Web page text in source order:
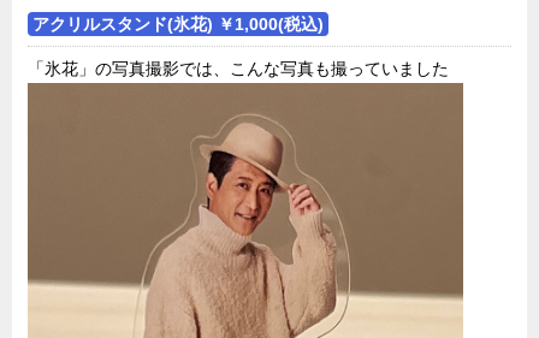
アクリルスタンド(氷花) ￥1,000(税込)
「氷花」の写真撮影では、こんな写真も撮っていました